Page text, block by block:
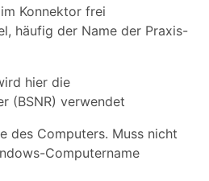
Konnektor frei
häufig der Name der Praxis-
hier die
(BSNR) verwendet
des Computers. Muss nicht
Computername